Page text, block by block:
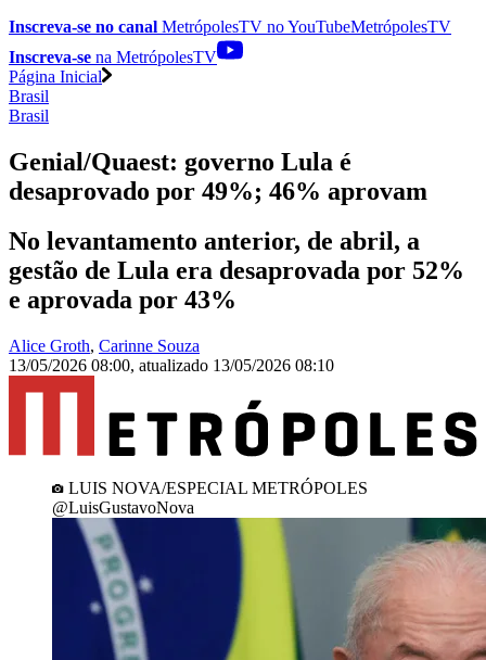
Inscreva-se no canal MetrópolesTV noYouTubeMetrópolesTV
Inscreva-se na MetrópolesTV
Página Inicial
Brasil
Brasil
Genial/Quaest: governo Lula é
desaprovado por 49%; 46% aprovam
No levantamento anterior, de abril, a
gestão de Lula era desaprovada por 52%
e aprovada por 43%
Alice Groth, Carinne Souza
13/05/2026 08:00, atualizado 13/05/2026 08:10
LUIS NOVA/ESPECIAL METRÓPOLES
@LuisGustavoNova